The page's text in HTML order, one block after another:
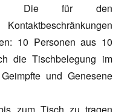
Die für den
10 Personen aus 10
die Tischbelegung im
und Genesene
zum Tisch zu tragen